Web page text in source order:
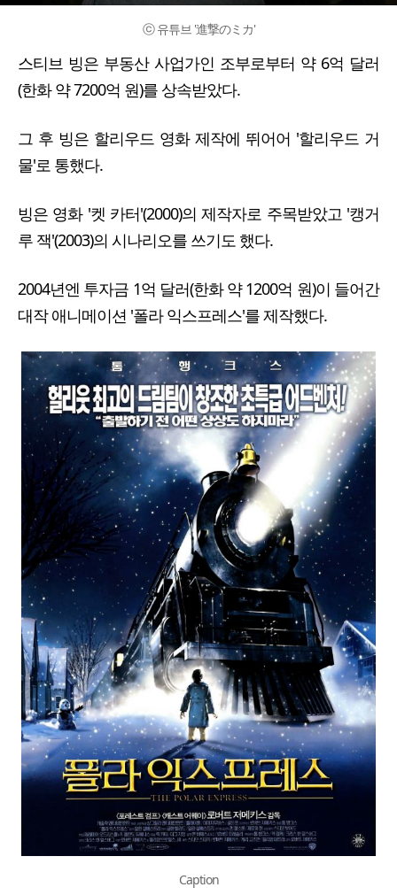
ⓒ 유튜브 '進撃のミカ'
스티브 빙은 부동산 사업가인 조부로부터 약 6억 달러
(한화 약 7200억 원)를 상속받았다.
그 후 빙은 할리우드 영화 제작에 뛰어어 '할리우드 거
물'로 통했다.
빙은 영화 '켓 카터'(2000)의 제작자로 주목받았고 '캥거
루 잭'(2003)의 시나리오를 쓰기도 했다.
2004년엔 투자금 1억 달러(한화 약 1200억 원)이 들어간
대작 애니메이션 '폴라 익스프레스'를 제작했다.
Caption